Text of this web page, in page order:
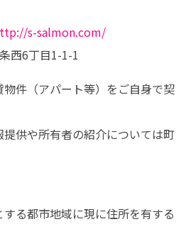
s-salmon.com/
西6丁目1-1-1
件（アパート等）をご自身で契
供や所有者の紹介については町
する都市地域に現に住所を有する